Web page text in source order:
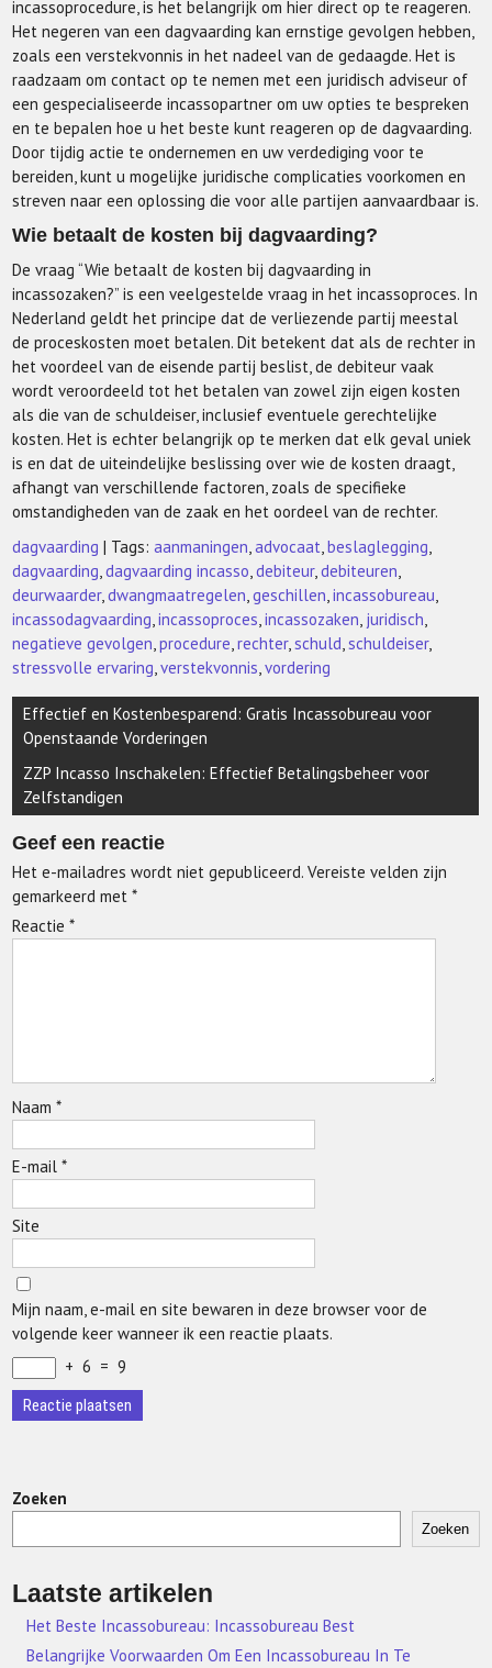
incassoprocedure, is het belangrijk om hier direct op te reageren.
Het negeren van een dagvaarding kan ernstige gevolgen hebben,
zoals een verstekvonnis in het nadeel van de gedaagde. Het is
raadzaam om contact op te nemen met een juridisch adviseur of
een gespecialiseerde incassopartner om uw opties te bespreken
en te bepalen hoe u het beste kunt reageren op de dagvaarding.
Door tijdig actie te ondernemen en uw verdediging voor te
bereiden, kunt u mogelijke juridische complicaties voorkomen en
streven naar een oplossing die voor alle partijen aanvaardbaar is.
Wie betaalt de kosten bij dagvaarding?
De vraag “Wie betaalt de kosten bij dagvaarding in
incassozaken?” is een veelgestelde vraag in het incassoproces. In
Nederland geldt het principe dat de verliezende partij meestal
de proceskosten moet betalen. Dit betekent dat als de rechter in
het voordeel van de eisende partij beslist, de debiteur vaak
wordt veroordeeld tot het betalen van zowel zijn eigen kosten
als die van de schuldeiser, inclusief eventuele gerechtelijke
kosten. Het is echter belangrijk op te merken dat elk geval uniek
is en dat de uiteindelijke beslissing over wie de kosten draagt,
afhangt van verschillende factoren, zoals de specifieke
omstandigheden van de zaak en het oordeel van de rechter.
dagvaarding | Tags:aanmaningen,advocaat,beslaglegging,
dagvaarding,dagvaarding incasso,debiteur,debiteuren,
deurwaarder,dwangmaatregelen,geschillen,incassobureau,
incassodagvaarding,incassoproces,incassozaken, juridisch,
negatieve gevolgen,procedure,rechter,schuld,schuldeiser,
stressvolle ervaring,verstekvonnis,vordering
Berichtnavigatie
Effectief en Kostenbesparend: Gratis Incassobureau voor
Openstaande Vorderingen
ZZP Incasso Inschakelen: Effectief Betalingsbeheer voor
Zelfstandigen
Geef een reactie
Het e-mailadres wordt niet gepubliceerd. Vereiste velden zijn
gemarkeerd met*
Reactie*
Naam*
E-mail*
Site
Mijn naam, e-mail en site bewaren in deze browser voor de
volgende keer wanneer ik een reactie plaats.
+ 6 = 9
Zoeken
Zoeken
Laatste artikelen
Het Beste Incassobureau: Incassobureau Best
Belangrijke Voorwaarden Om Een Incassobureau In Te